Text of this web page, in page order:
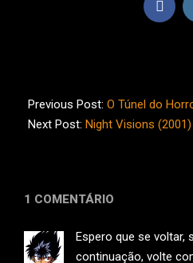
10-
16
Previous Post: O Túnel do
Next Post: Night Visions (2001)
1 COMENTÁRIO
Espero que se voltar,
continuação, volte